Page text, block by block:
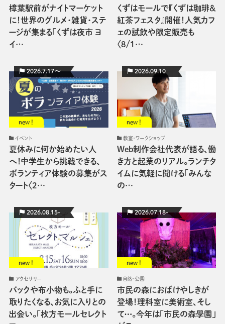
樟葉駅前がナイトマーケット
に！世界のグルメ・雑貨・ステ
ージが集まる「くずは夜市 ヨ
イ…
くずはモールで『くずは珈琲＆
紅茶フェスタ』開催！人気カフ
ェの試飲や限定販売も
〈8/1…
new !
夏休みに何か始めたい人
へ！中学生から挑戦できる、
ボランティア体験の募集がス
タート〈2…
2026.7.17〜
イベント
new !
Web制作会社代表が語る、働
き方と起業のリアル。ランチタ
イムに気軽に聞ける「みんな
の…
2026.09.10
教室・ワークショップ
new !
バックや布小物も。ふと手に
取りたくなる、お気に入りとの
出会い。「枚方モールセレクト
2026.08.15-
アクセサリー
new !
市民の森におばけやしきが
登場！理科室に美術室、そし
て⋯。今年は「市民の森學園」
2026.07.18-
自然・公園